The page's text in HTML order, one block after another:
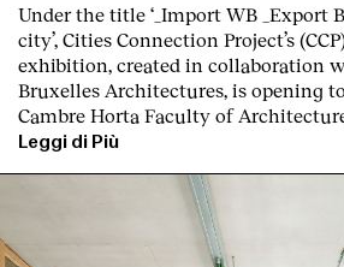
Under the title ‘_Import WB _Export
city’, Cities Connection Project’s
exhibition, created in collaboration
Bruxelles Architectures, is opening
Cambre Horta Faculty of
Leggi di Più